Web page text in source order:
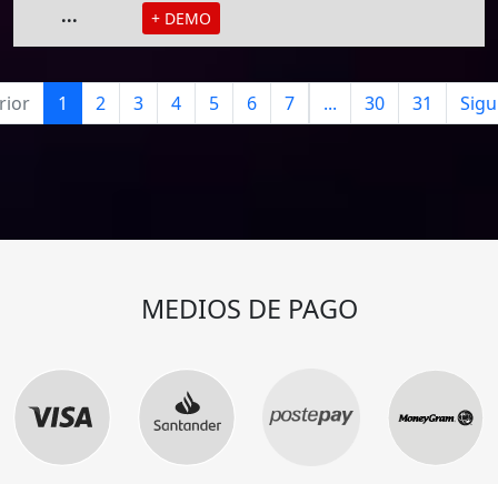
...
+ DEMO
1 2 3 4 5 6 7 ... 30 31
MEDIOS DE PAGO